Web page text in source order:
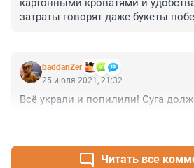
картонными кроватями и
затраты говорят даже букеты
baddanZer
25 июля 2021, 21:32
Всё украли и попилили! Суга
Читать все